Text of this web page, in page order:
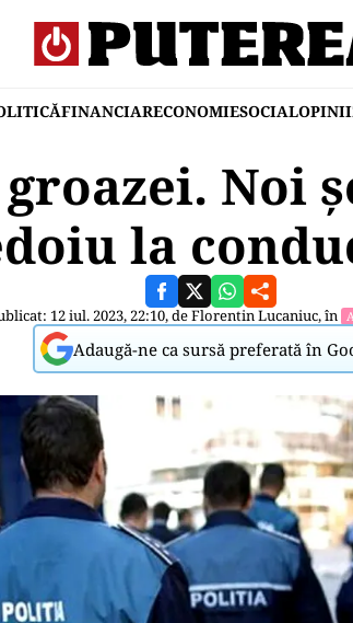
FINANCIARECONOMIESOCIALOPINII
Noi
la
12 iul. 2023, 22:10, deFlorentin Lucaniuc, în
Adaugă-ne ca sursă preferată în